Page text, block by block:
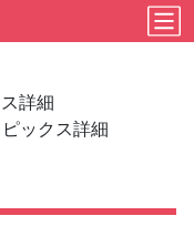
詳細
ックス詳細